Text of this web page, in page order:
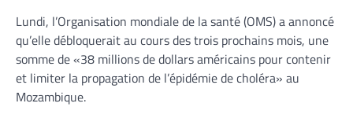
Lundi, l’Organisation mondiale de la santé (OMS) a annoncé
qu’elle débloquerait au cours des trois prochains mois, une
somme de «38 millions de dollars américains pour contenir
et limiter la propagation de l’épidémie de choléra» au
Mozambique.